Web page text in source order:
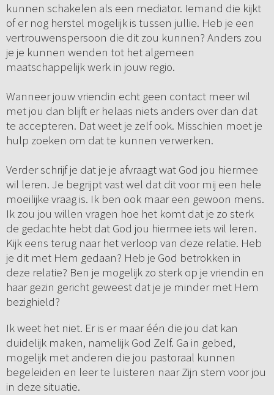
kunnen schakelen als een mediator. Iemand die kijkt
of er nog herstel mogelijk is tussen jullie. Heb je een
vertrouwenspersoon die dit zou kunnen? Anders zou
je je kunnen wenden tot het algemeen
maatschappelijk werk in jouw regio.
Wanneer jouw vriendin echt geen contact meer wil
met jou dan blijft er helaas niets anders over dan dat
te accepteren. Dat weet je zelf ook. Misschien moet je
hulp zoeken om dat te kunnen verwerken.
Verder schrijf je dat je je afvraagt wat God jou hiermee
wil leren. Je begrijpt vast wel dat dit voor mij een hele
moeilijke vraag is. Ik ben ook maar een gewoon mens.
Ik zou jou willen vragen hoe het komt dat je zo sterk
de gedachte hebt dat God jou hiermee iets wil leren.
Kijk eens terug naar het verloop van deze relatie. Heb
je dit met Hem gedaan? Heb je God betrokken in
deze relatie? Ben je mogelijk zo sterk op je vriendin en
haar gezin gericht geweest dat je je minder met Hem
bezighield?
Ik weet het niet. Er is er maar één die jou dat kan
duidelijk maken, namelijk God Zelf. Ga in gebed,
mogelijk met anderen die jou pastoraal kunnen
begeleiden en leer te luisteren naar Zijn stem voor jou
in deze situatie.